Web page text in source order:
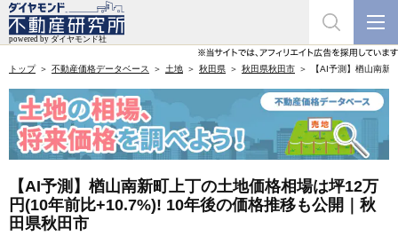
トップ 不動産価格データベース 土地 秋田県 秋田県秋田市 【AI予測】楢山南
【AI予測】楢山南新町上丁の土地価格相場は坪12万
円(10年前比+10.7%)! 10年後の価格推移も公開｜秋
田県秋田市